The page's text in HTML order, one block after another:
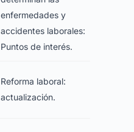
enfermedades y
accidentes laborales:
Puntos de interés.
Reforma laboral:
actualización.